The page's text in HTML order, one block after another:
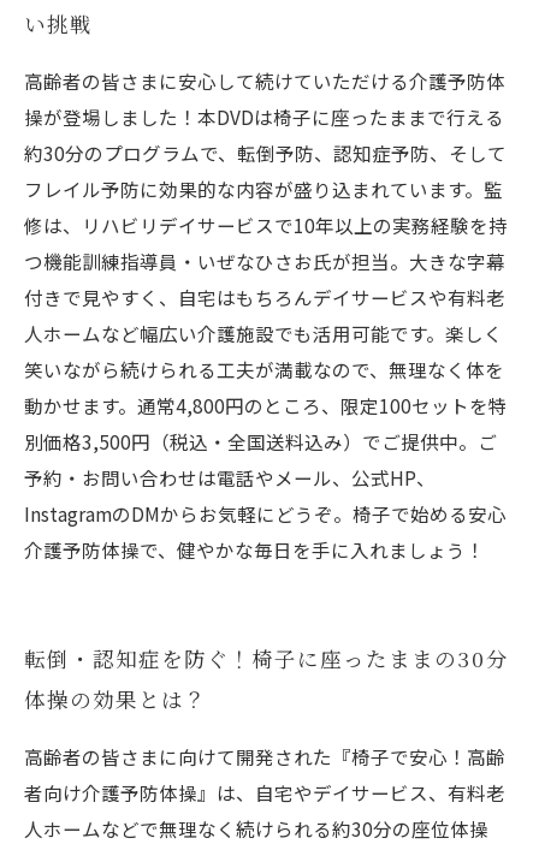
笑いながら健康維持！椅子に座ってできる介護
い挑戦
高齢者の皆さまに安心して続けていただける介護予防体
操が登場しました！本DVDは椅子に座ったままで行える
約30分のプログラムで、転倒予防、認知症予防、そして
フレイル予防に効果的な内容が盛り込まれています。監
修は、リハビリデイサービスで10年以上の実務経験を持
つ機能訓練指導員・いぜなひさお氏が担当。大きな字幕
付きで見やすく、自宅はもちろんデイサービスや有料老
人ホームなど幅広い介護施設でも活用可能です。楽しく
笑いながら続けられる工夫が満載なので、無理なく体を
動かせます。通常4,800円のところ、限定100セットを特
別価格3,500円（税込・全国送料込み）でご提供中。ご
予約・お問い合わせは電話やメール、公式HP、
InstagramのDMからお気軽にどうぞ。椅子で始める安心
介護予防体操で、健やかな毎日を手に入れましょう！
転倒・認知症を防ぐ！椅子に座ったままの30分
体操の効果とは？
高齢者の皆さまに向けて開発された『椅子で安心！高齢
者向け介護予防体操』は、自宅やデイサービス、有料老
人ホームなどで無理なく続けられる約30分の座位体操